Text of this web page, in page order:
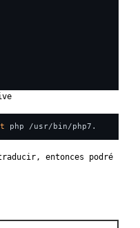
entonces podré